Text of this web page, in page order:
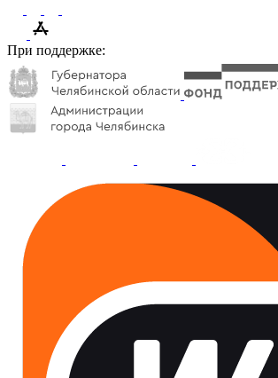
При поддержке: